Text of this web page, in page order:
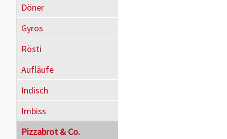
Döner
Gyros
Rösti
Aufläufe
Indisch
Imbiss
Pizzabrot & Co.